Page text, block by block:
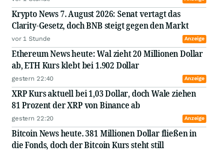
Krypto News 7. August 2026: Senat vertagt das
Clarity-Gesetz, doch BNB steigt gegen den Markt
vor 1 Stunde Anzeige
Ethereum News heute: Wal zieht 20 Millionen Dollar
ab, ETH Kurs klebt bei 1.902 Dollar
gestern 22:40 Anzeige
XRP Kurs aktuell bei 1,03 Dollar, doch Wale ziehen
81 Prozent der XRP von Binance ab
gestern 22:20 Anzeige
Bitcoin News heute. 381 Millionen Dollar fließen in
die Fonds, doch der Bitcoin Kurs steht still